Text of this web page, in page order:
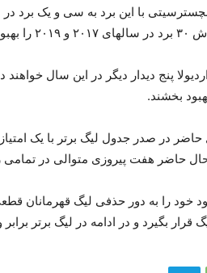
پنج دیدار دیگر در این سال
بخشند.
در صدر جدول لیگ برتر با یک
حاضر هفت پیروزی متوالی در تمامی
خود را به دور حذفی لیگ قهرمانان
قرار بگیرد و در ادامه در لیگ برتر